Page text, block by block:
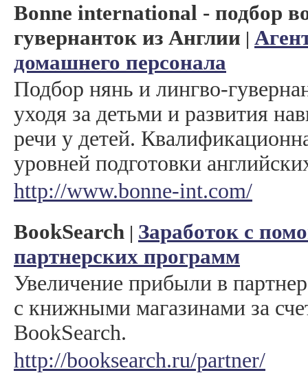
Bonnе international - подбор
гувернанток из Англии |
домашнего персонала
Подбор нянь и лингво-
уходя за детьми и развития
речи у детей.
уровней подготовки
http://www.bonne-int.com/
BookSearch | Заработок с
партнерских программ
Увеличение прибыли в
с книжными магазинами за
BookSearch.
http://booksearch.ru/partner/